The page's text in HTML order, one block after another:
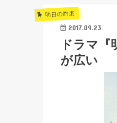
明日の約束
2017.09.23
ドラマ
が広い